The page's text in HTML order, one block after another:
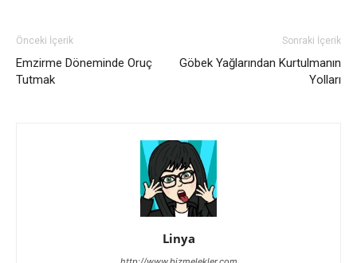
Önceki İçerik
Emzirme Döneminde Oruç
Tutmak
Sonraki İçerik
Göbek Yağlarından Kurtulmanın
Yolları
Linya